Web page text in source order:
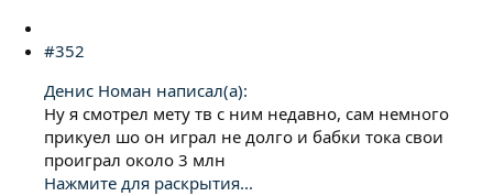
#352
Денис Номан написал(а):
Ну я смотрел мету тв с ним недавно, сам немного
прикуел шо он играл не долго и бабки тока свои
проиграл около 3 млн
Нажмите для раскрытия...